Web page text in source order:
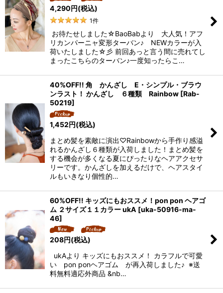
4,290円(税込)
1件
お待たせしました☆BaoBabより 大人気！アフ
リカンパーニャ変形ターバン♪ NEWカラーが入
荷いたしました☆彡 前回あっと言う間に売れてし
まったこちらのターバン♪一度知ったらこ…
40%OFF!! 角 かんざし E・シンプル・ブラウ
ンラスト！ かんざし ６種類 Rainbow [Rab-
50219]
1,452円(税込)
まとめ髪を素敵に演出♡Rainbowから手作り感溢
れるかんざし６種類が入荷しました！まとめ髪を
する機会が多くなる夏にぴったりなヘアアクセサ
リーです。かんざしを加えるだけで、ヘアスタイ
ルもいきなり個性的…
60%OFF!! キッズにもおススメ！pon pon ヘアゴ
ム ２サイズ１１カラー ukA [uka-50916-ma-
46]
208円(税込)
ukAより キッズにもおススメ！ カラフルで可愛
い pon ponヘアゴム が再入荷しました♪ ※送
料無料適応外商品 &nb…